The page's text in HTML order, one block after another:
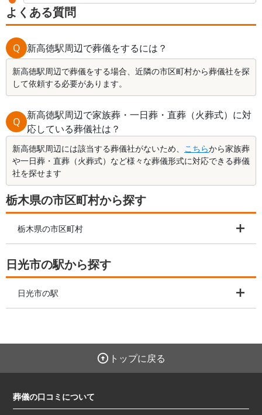
よくある質問
Q 新高徳駅周辺で葬儀をするには？
新高徳駅周辺で葬儀をする場合、近隣の市区町村から葬儀社を探
して依頼する必要があります。
Q
新高徳駅周辺で家族葬・一日葬・直葬（火葬式）に対
応している葬儀社は？
新高徳駅周辺には該当する葬儀社がないため、 こちらから家族葬
や一日葬・直葬（火葬式）など様々な葬儀形式に対応できる葬儀
社を探せます
栃木県の市区町村から探す
栃木県の市区町村
日光市の駅から探す
日光市の駅
トップに戻る
葬儀の口コミについて